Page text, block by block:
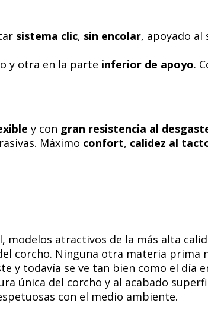
sistema clic, sin encolar, apoyado al
y otra en la parte inferior de apoyo.
y con gran resistencia al
Máximo confort, calidez al
modelos atractivos de la más alta
corcho. Ninguna otra materia prima
y todavía se ve tan bien como el día
única del corcho y al acabado
con el medio ambiente.